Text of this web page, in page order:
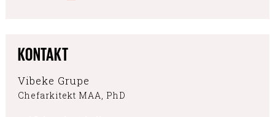
KONTAKT
Vibeke Grupe
Chefarkitekt MAA, PhD